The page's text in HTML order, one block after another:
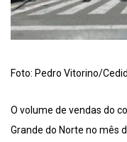
Foto: Pedro Vitorino/
O volume de vendas do
Grande do Norte no mês